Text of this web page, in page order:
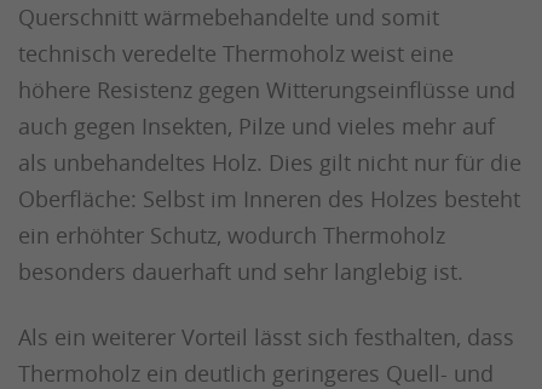
Querschnitt wärmebehandelte und somit
technisch veredelte Thermoholz weist eine
höhere Resistenz gegen Witterungseinflüsse und
auch gegen Insekten, Pilze und vieles mehr auf
als unbehandeltes Holz. Dies gilt nicht nur für die
Oberfläche: Selbst im Inneren des Holzes besteht
ein erhöhter Schutz, wodurch Thermoholz
besonders dauerhaft und sehr langlebig ist.
Als ein weiterer Vorteil lässt sich festhalten, dass
Thermoholz ein deutlich geringeres Quell- und